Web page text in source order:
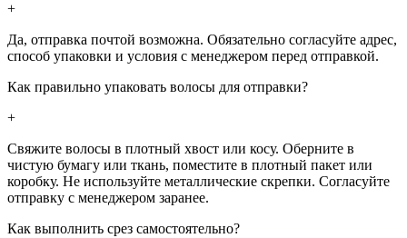
+
Да, отправка почтой возможна. Обязательно согласуйте адрес,
способ упаковки и условия с менеджером перед отправкой.
Как правильно упаковать волосы для отправки?
+
Свяжите волосы в плотный хвост или косу. Оберните в
чистую бумагу или ткань, поместите в плотный пакет или
коробку. Не используйте металлические скрепки. Согласуйте
отправку с менеджером заранее.
Как выполнить срез самостоятельно?